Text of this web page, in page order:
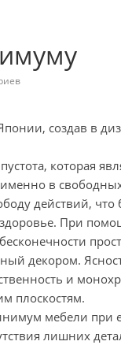
создав в
которая
в
действий, что
При
декором.
и
плоскостям.
мебели при
лишних